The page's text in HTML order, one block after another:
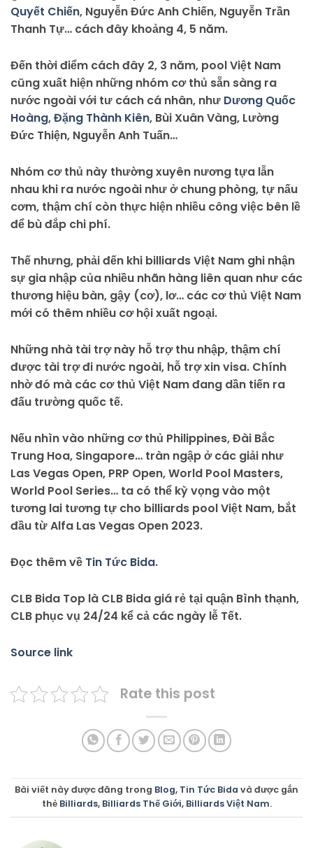
Quyết Chiến, Nguyễn Đức Anh Chiến, Nguyễn Trần
Thanh Tự… cách đây khoảng 4, 5 năm.
Đến thời điểm cách đây 2, 3 năm, pool Việt Nam
cũng xuất hiện những nhóm cơ thủ sẵn sàng ra
nước ngoài với tư cách cá nhân, như Dương Quốc
Hoàng,Đặng Thành Kiên, Bùi Xuân Vàng, Lường
Đức Thiện, Nguyễn Anh Tuấn…
Nhóm cơ thủ này thường xuyên nương tựa lẫn
nhau khi ra nước ngoài như ở chung phòng, tự nấu
cơm, thậm chí còn thực hiện nhiều công việc bên lề
để bù đắp chi phí.
Thế nhưng, phải đến khi billiards Việt Nam ghi nhận
sự gia nhập của nhiều nhãn hàng liên quan như các
thương hiệu bàn, gậy (cơ), lơ… các cơ thủ Việt Nam
mới có thêm nhiều cơ hội xuất ngoại.
Những nhà tài trợ này hỗ trợ thu nhập, thậm chí
được tài trợ đi nước ngoài, hỗ trợ xin visa. Chính
nhờ đó mà các cơ thủ Việt Nam đang dần tiến ra
đấu trường quốc tế.
Nếu nhìn vào những cơ thủ Philippines, Đài Bắc
Trung Hoa, Singapore… tràn ngập ở các giải như
Las Vegas Open, PRP Open, World Pool Masters,
World Pool Series… ta có thể kỳ vọng vào một
tương lai tương tự cho billiards pool Việt Nam, bắt
đầu từ Alfa Las Vegas Open 2023.
Đọc thêm về Tin Tức Bida.
CLB Bida Top là CLB Bida giá rẻ tại quận Bình thạnh,
CLB phục vụ 24/24 kể cả các ngày lễ Tết.
Source link
Rate this post
Bài viết này được đăng trong Blog, Tin Tức Bida và được gắn
thẻ Billiards, Billiards Thế Giới, Billiards Việt Nam.